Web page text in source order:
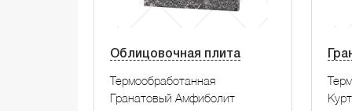
Облицовочная плита
Термообработанная
Гранатовый Амфиболит